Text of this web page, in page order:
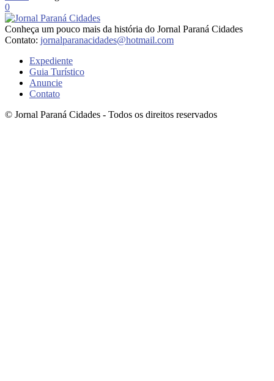
0
Conheça um pouco mais da história do Jornal Paraná Cidades
Contato: jornalparanacidades@hotmail.com
Expediente
Guia Turístico
Anuncie
Contato
© Jornal Paraná Cidades - Todos os direitos reservados